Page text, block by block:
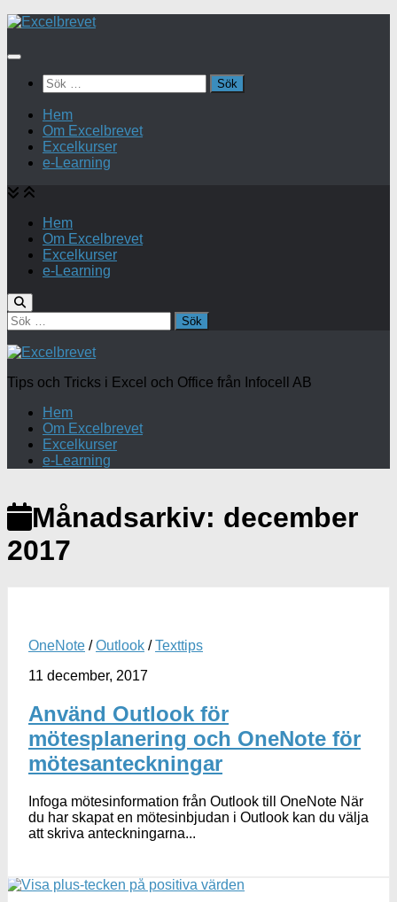
Under
Sök
efter:
Hem
Om Excelbrevet
Excelkurser
e-Learning
Hem
Om Excelbrevet
Excelkurser
e-Learning
Sök
efter:
Tips och Tricks i Excel och Office från Infocell AB
Hem
Om Excelbrevet
Excelkurser
e-Learning
Månadsarkiv: december
2017
OneNote /Outlook /Texttips
11 december, 2017
Använd Outlook för
mötesplanering och OneNote för
mötesanteckningar
Infoga mötesinformation från Outlook till OneNote När
du har skapat en mötesinbjudan i Outlook kan du välja
att skriva anteckningarna...